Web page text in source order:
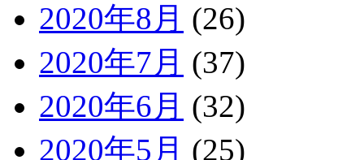
2020年8月 (26)
2020年7月 (37)
2020年6月 (32)
2020年5月 (25)